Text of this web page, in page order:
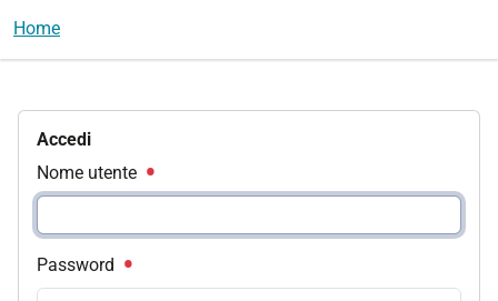
Home
Accedi
Nome utente
Password